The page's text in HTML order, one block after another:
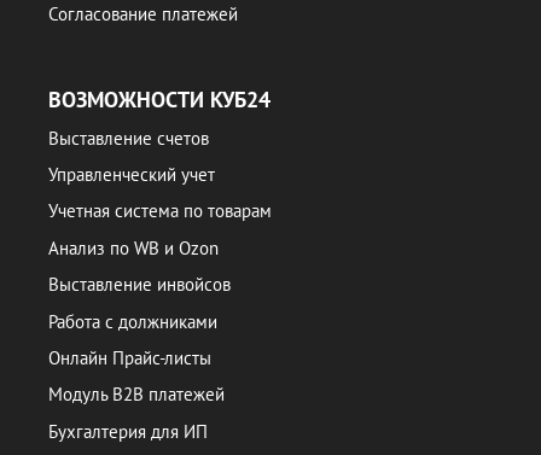
Согласование платежей
ВОЗМОЖНОСТИ КУБ24
Выставление счетов
Управленческий учет
Учетная система по товарам
Анализ по WB и Ozon
Выставление инвойсов
Работа с должниками
Онлайн Прайс-листы
Модуль B2B платежей
Бухгалтерия для ИП